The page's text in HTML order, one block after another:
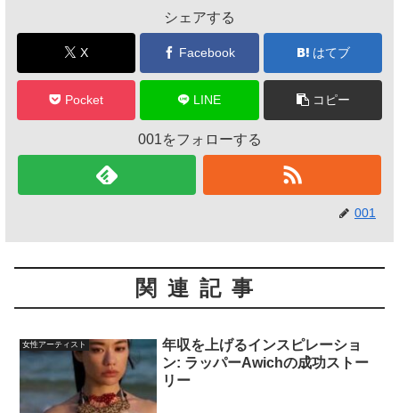
シェアする
X Facebook はてブ
Pocket LINE コピー
001をフォローする
001
関連記事
女性アーティスト
年収を上げるインスピレーショ
ン: ラッパーAwichの成功ストー
リー